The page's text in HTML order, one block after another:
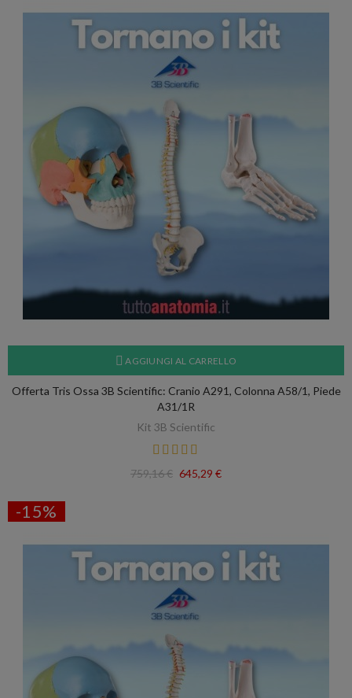
AGGIUNGI AL CARRELLO
Offerta Tris Ossa 3B Scientific: Cranio A291, Colonna A58/1, Piede
A31/1R
Kit 3B Scientific
759,16 € 645,29 €
-15%